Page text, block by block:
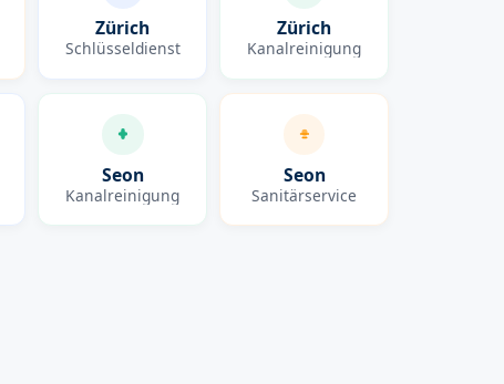
Zürich
Schlüsseldienst
Zürich
Kanalreinigung
Seon
Kanalreinigung
Seon
Sanitärservice